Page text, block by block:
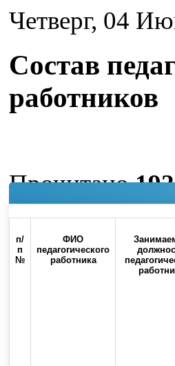
Четверг, 04
Состав
работников
п/
п
№
ФИО
педагогического
работника
Прочитано
изменение
11:39
Наверх